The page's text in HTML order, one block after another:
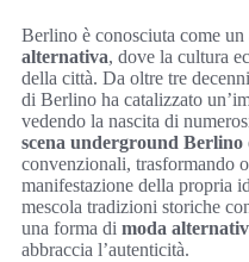
Berlino è conosciuta come un
alternativa, dove la cultura
della città. Da oltre tre
di Berlino ha catalizzato
vedendo la nascita di
scena underground Berlino
convenzionali, trasformando
manifestazione della propria
mescola tradizioni storiche
una forma di moda
abbraccia l’autenticità.